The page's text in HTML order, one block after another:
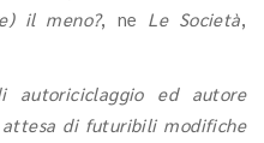
il meno?, ne Le Società,
autoriciclaggio ed autore
di futuribili modifiche